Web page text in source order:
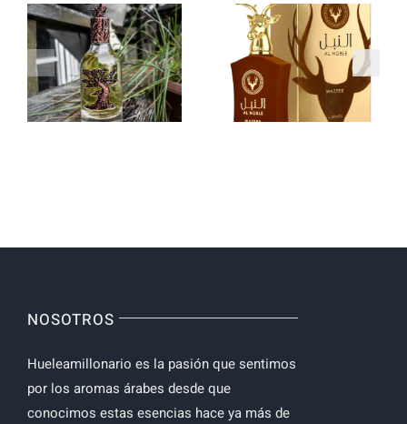
Descubre la
Exclusividad
de Asdaaf:
Perfumes de
Lujo y
Elegancia de
Lattafa
Pride:
Perfumes
Exclusivos
NOSOTROS
Hueleamillonario es la pasión que sentimos
por los aromas árabes desde que
conocimos estas esencias hace ya más de